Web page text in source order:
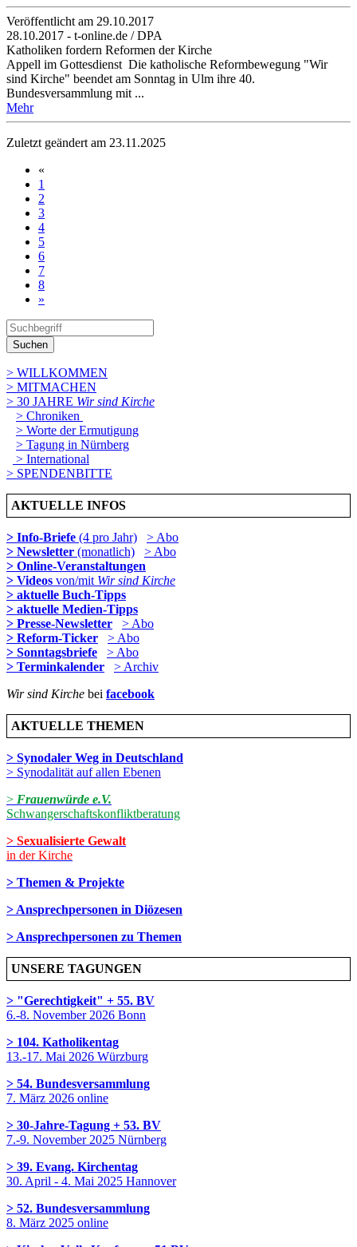
Veröffentlicht am 29­.10.2017
28.10.2017 - t-online.de / DPA
Katholiken fordern Reformen der Kirche
Appell im Gottesdienst Die katholische Reformbewegung "Wir
sind Kirche" beendet am Sonntag in Ulm ihre 40.
Bundesversammlung mit ...
Mehr
Zuletzt geändert am 23­.11.2025
«
1
2
3
4
5
6
7
8
»
Suchen
> WILLKOMMEN
> MITMACHEN
> 30 JAHRE Wir sind Kirche
> Chroniken
> Worte der Ermutigung
> Tagung in Nürnberg
> International
> SPENDENBITTE
AKTUELLE INFOS
> Info-Briefe (4 pro Jahr)
> Abo
> Newsletter (monatlich)
> Abo
> Online-Veranstaltungen
> Videos von/mit Wir sind Kirche
> aktuelle Buch-Tipps
> aktuelle Medien-Tipps
> Presse-Newsletter
> Abo
> Reform-Ticker
> Abo
> Sonntagsbriefe
> Abo
> Terminkalender
> Archiv
Wir sind Kirche bei facebook
AKTUELLE THEMEN
> Synodaler Weg in Deutschland
> Synodalität auf allen Ebenen
> Frauenwürde e.V.
Schwangerschaftskonfliktberatung
> Sexualisierte Gewalt
in der Kirche
> Themen & Projekte
> Ansprechpersonen in Diözesen
> Ansprechpersonen zu Themen
UNSERE TAGUNGEN
> "Gerechtigkeit" + 55. BV
6.-8. November 2026 Bonn
> 104. Katholikentag
13.-17. Mai 2026 Würzburg
> 54. Bundesversammlung
7. März 2026 online
> 30-Jahre-Tagung + 53. BV
7.-9. November 2025 Nürnberg
> 39. Evang. Kirchentag
30. April - 4. Mai 2025 Hannover
> 52. Bundesversammlung
8. März 2025 online